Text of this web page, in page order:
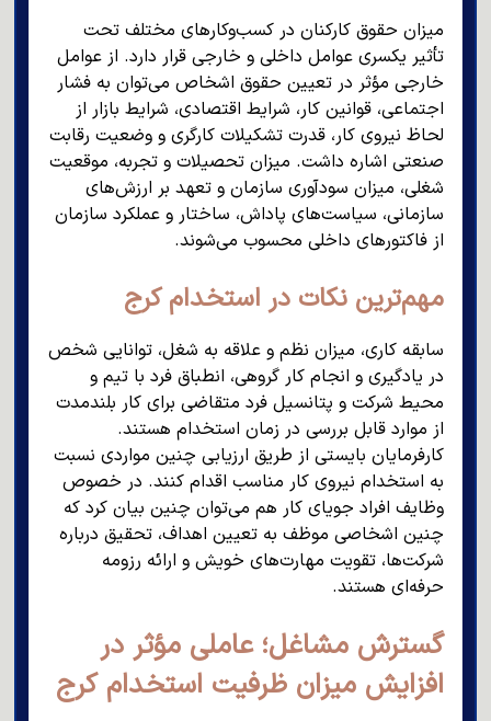
میزان حقوق کارکنان در کسب‌وکارهای مختلف تحت
تأثیر یکسری عوامل داخلی و خارجی قرار دارد. از عوامل
خارجی مؤثر در تعیین حقوق اشخاص می‌توان به فشار
اجتماعی، قوانین کار، شرایط اقتصادی، شرایط بازار از
لحاظ نیروی کار، قدرت تشکیلات کارگری و وضعیت رقابت
صنعتی اشاره داشت. میزان تحصیلات و تجربه، موقعیت
شغلی، میزان سودآوری سازمان و تعهد بر ارزش‌های
سازمانی، سیاست‌های پاداش، ساختار و عملکرد سازمان
از فاکتورهای داخلی محسوب می‌شوند.
مهم‌ترین نکات در استخدام کرج
سابقه کاری، میزان نظم و علاقه به شغل، توانایی شخص
در یادگیری و انجام کار گروهی، انطباق فرد با تیم و
محیط شرکت و پتانسیل فرد متقاضی برای کار بلندمدت
از موارد قابل بررسی در زمان استخدام هستند.
کارفرمایان بایستی از طریق ارزیابی چنین مواردی نسبت
به استخدام نیروی کار مناسب اقدام کنند. در خصوص
وظایف افراد جویای کار هم می‌توان چنین بیان کرد که
چنین اشخاصی موظف به تعیین اهداف، تحقیق درباره
شرکت‌ها، تقویت مهارت‌های خویش و ارائه رزومه
حرفه‌ای هستند.
گسترش مشاغل؛ عاملی مؤثر در
افزایش میزان ظرفیت استخدام کرج